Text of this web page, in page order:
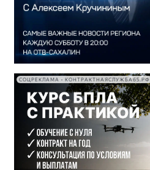
СОЦРЕКЛАМА • КОНТРАКТНАЯСЛУЖБА65.РФ